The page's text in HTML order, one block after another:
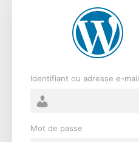
Identifiant ou adresse e-mail
Mot de passe